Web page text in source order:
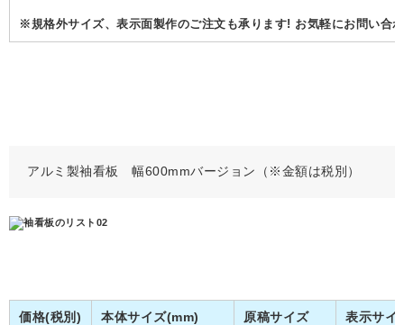
※規格外サイズ、表示面製作のご注文も承ります! お気軽にお問い合
アルミ製袖看板 幅600mmバージョン（※金額は税別）
価格(税別) 本体サイズ(mm)
原稿サイズ
表示サイ